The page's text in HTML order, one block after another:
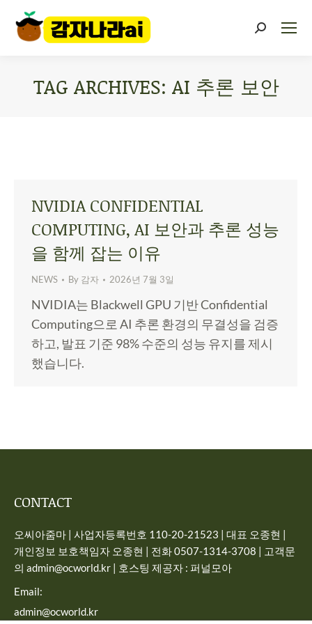
TAG ARCHIVES: AI 추론 보안
NVIDIA CONFIDENTIAL
COMPUTING, AI 보안과 추론 성능
을 함께 잡는 이유
NEWS By 감자 2026년 7월 3일
NVIDIA는 Blackwell GPU 기반 Confidential
Computing으로 AI 추론 환경의 무결성을 검증
하고, 발표 기준 98% 수준의 성능 유지를 제시
했습니다.
CONTACT
오씨아줌마 | 사업자등록번호 110-20-21523 | 대표 오종현 |
개인정보 보호책임자 오종현 | 전화 0507-1314-3708 | 고객문
의 admin@ocworld.kr | 호스팅 제공자 : 퍼널모아
Email:
admin@ocworld.kr